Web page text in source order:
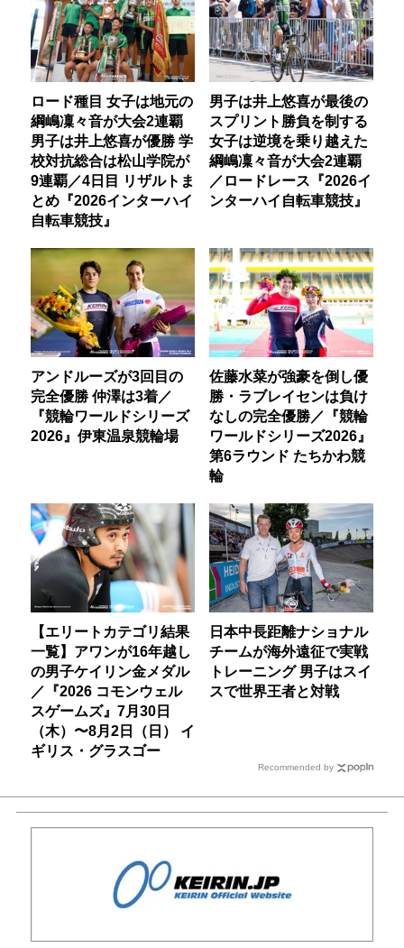
ロード種目 女子は地元の
綱嶋凜々音が大会2連覇
男子は井上悠喜が優勝 学
校対抗総合は松山学院が
9連覇／4日目 リザルトま
とめ『2026インターハイ
自転車競技』
男子は井上悠喜が最後の
スプリント勝負を制する
女子は逆境を乗り越えた
綱嶋凜々音が大会2連覇
／ロードレース『2026イ
ンターハイ自転車競技』
アンドルーズが3回目の
完全優勝 仲澤は3着／
『競輪ワールドシリーズ
2026』伊東温泉競輪場
佐藤水菜が強豪を倒し優
勝・ラブレイセンは負け
なしの完全優勝／『競輪
ワールドシリーズ2026』
第6ラウンド たちかわ競
輪
【エリートカテゴリ結果
一覧】アワンが16年越し
の男子ケイリン金メダル
／『2026 コモンウェル
スゲームズ』7月30日
（木）〜8月2日（日） イ
ギリス・グラスゴー
日本中長距離ナショナル
チームが海外遠征で実戦
トレーニング 男子はスイ
スで世界王者と対戦
Recommended by